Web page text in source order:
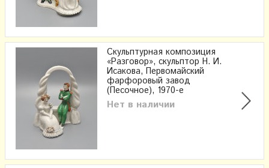
Скульптурная композиция
«Разговор», скульптор Н. И.
Исакова, Первомайский
фарфоровый завод
(Песочное), 1970-е
Нет в наличии